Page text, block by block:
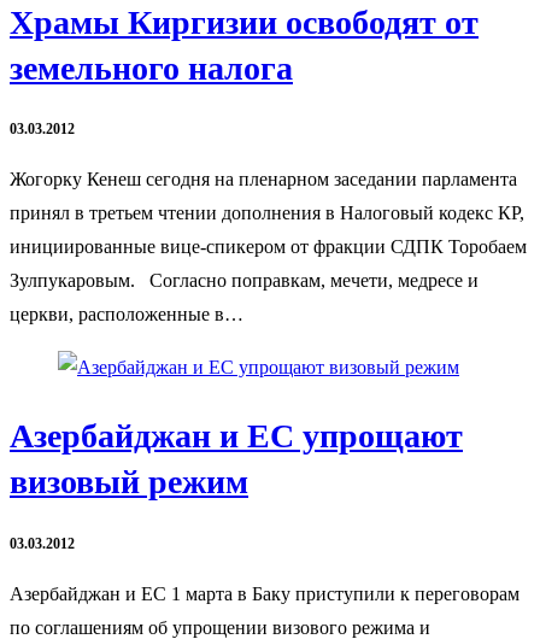
Храмы Киргизии освободят от
земельного налога
03.03.2012
Жогорку Кенеш сегодня на пленарном заседании парламента
принял в третьем чтении дополнения в Налоговый кодекс КР,
инициированные вице-спикером от фракции СДПК Торобаем
Зулпукаровым. Согласно поправкам, мечети, медресе и
церкви, расположенные в…
Азербайджан и ЕС упрощают
визовый режим
03.03.2012
Азербайджан и ЕС 1 марта в Баку приступили к переговорам
по соглашениям об упрощении визового режима и